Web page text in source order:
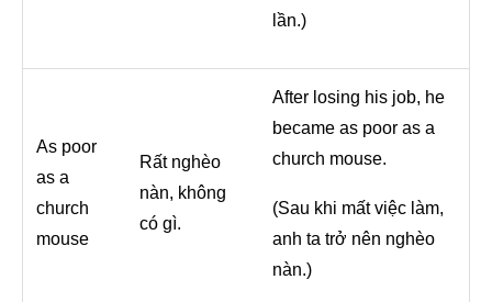
lần.)
As poor
as a
church
mouse
Rất nghèo
nàn, không
có gì.
After losing his job, he
became as poor as a
church mouse.
(Sau khi mất việc làm,
anh ta trở nên nghèo
nàn.)